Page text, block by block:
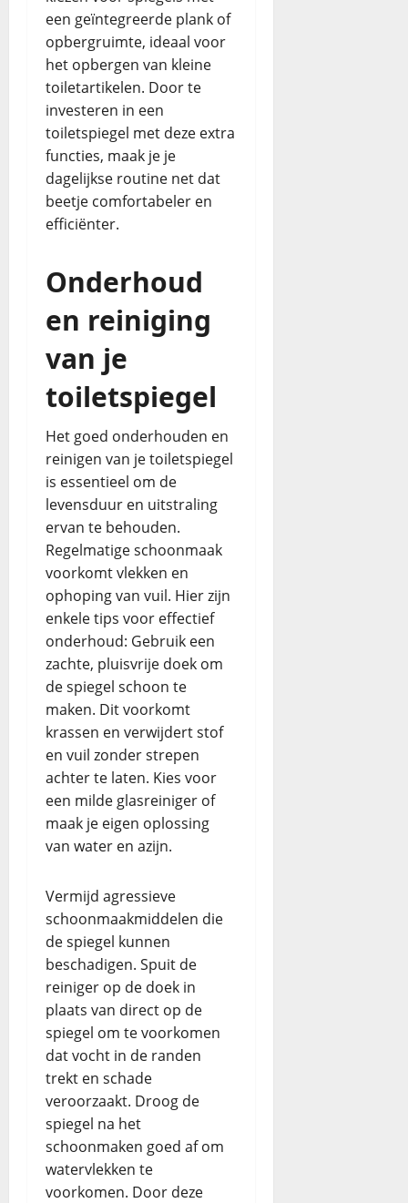
een geïntegreerde plank of
opbergruimte, ideaal voor
het opbergen van kleine
toiletartikelen. Door te
investeren in een
toiletspiegel met deze extra
functies, maak je je
dagelijkse routine net dat
beetje comfortabeler en
efficiënter.
Onderhoud
en reiniging
van je
toiletspiegel
Het goed onderhouden en
reinigen van je toiletspiegel
is essentieel om de
levensduur en uitstraling
ervan te behouden.
Regelmatige schoonmaak
voorkomt vlekken en
ophoping van vuil. Hier zijn
enkele tips voor effectief
onderhoud: Gebruik een
zachte, pluisvrije doek om
de spiegel schoon te
maken. Dit voorkomt
krassen en verwijdert stof
en vuil zonder strepen
achter te laten. Kies voor
een milde glasreiniger of
maak je eigen oplossing
van water en azijn.
Vermijd agressieve
schoonmaakmiddelen die
de spiegel kunnen
beschadigen. Spuit de
reiniger op de doek in
plaats van direct op de
spiegel om te voorkomen
dat vocht in de randen
trekt en schade
veroorzaakt. Droog de
spiegel na het
schoonmaken goed af om
watervlekken te
voorkomen. Door deze